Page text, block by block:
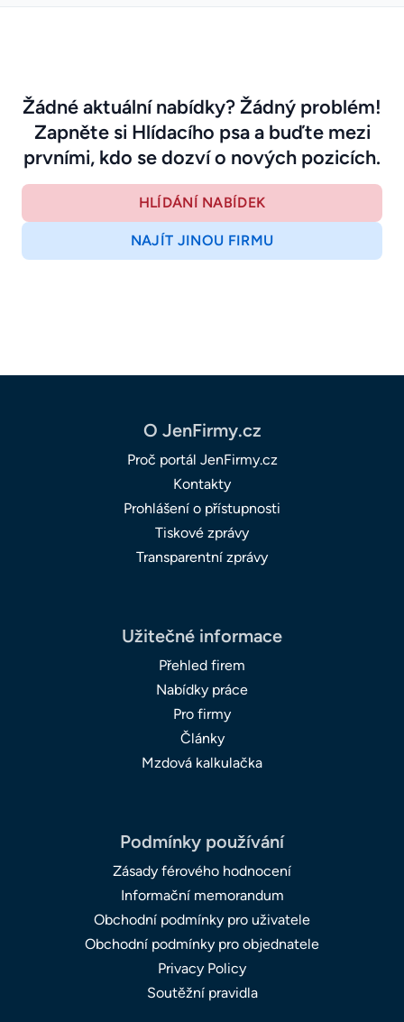
Žádné aktuální nabídky? Žádný problém!
Zapněte si Hlídacího psa a buďte mezi
prvními, kdo se dozví o nových pozicích.
HLÍDÁNÍ NABÍDEK
NAJÍT JINOU FIRMU
O JenFirmy.cz
Proč portál JenFirmy.cz
Kontakty
Prohlášení o přístupnosti
Tiskové zprávy
Transparentní zprávy
Užitečné informace
Přehled firem
Nabídky práce
Pro firmy
Články
Mzdová kalkulačka
Podmínky používání
Zásady férového hodnocení
Informační memorandum
Obchodní podmínky pro uživatele
Obchodní podmínky pro objednatele
Privacy Policy
Soutěžní pravidla